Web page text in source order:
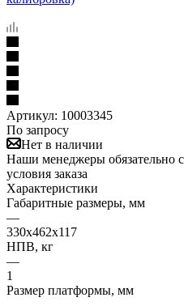
Артикул: 10003345
По запросу
Нет в наличии
Наши менеджеры обязательно
условия заказа
Характеристики
Габаритные размеры, мм
—
330х462х117
НПВ, кг
—
1
Размер платформы, мм